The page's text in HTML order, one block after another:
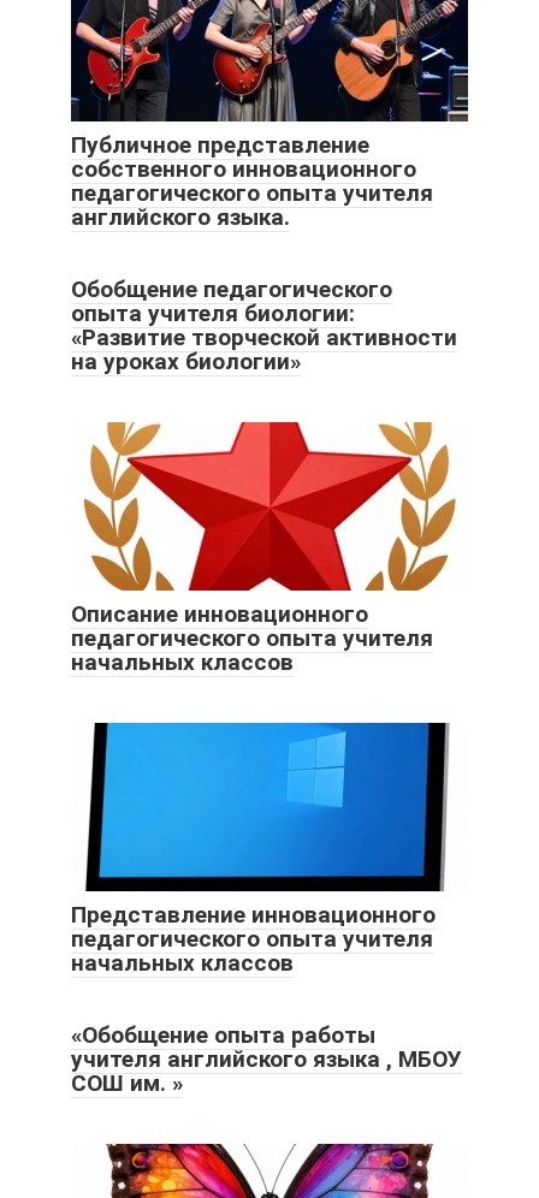
Публичное представление
собственного инновационного
педагогического опыта учителя
английского языка.
Обобщение педагогического
опыта учителя биологии:
«Развитие творческой активности
на уроках биологии»
Описание инновационного
педагогического опыта учителя
начальных классов
Представление инновационного
педагогического опыта учителя
начальных классов
«Обобщение опыта работы
учителя английского языка , МБОУ
СОШ им. »